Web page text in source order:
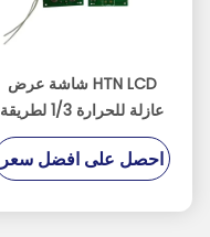
شاشة عرض HTN LCD
عازلة للحرارة 1/3 لطريقة
القيادة
احصل على افضل سعر